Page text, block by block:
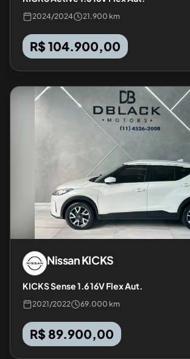
2024/2024 21.900 km
R$ 104.900,00
NissanKICKS
KICKS Sense 1.6 16V Flex Aut.
2021/2022 69.000 km
R$ 89.900,00